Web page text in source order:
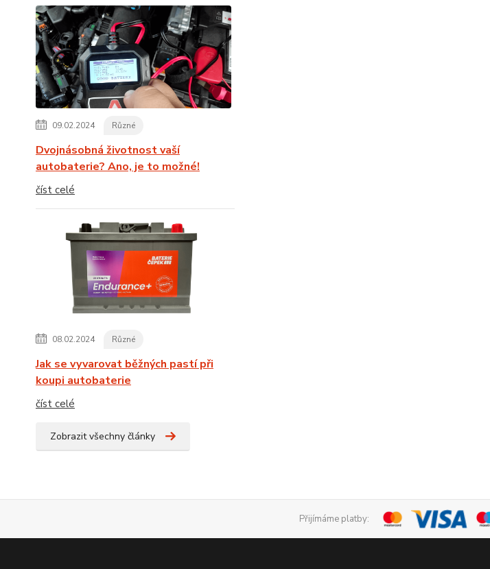
09.02.2024 Různé
Dvojnásobná životnost vaší
autobaterie? Ano, je to možné!
číst celé
08.02.2024 Různé
Jak se vyvarovat běžných pastí při
koupi autobaterie
číst celé
Zobrazit všechny články
Přijímáme platby: